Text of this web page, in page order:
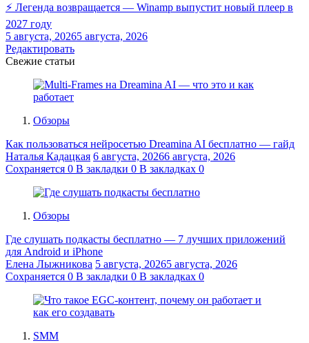
⚡ Легенда возвращается — Winamp выпустит новый плеер в
2027 году
5 августа, 20265 августа, 2026
Редактировать
Свежие статьи
Обзоры
Как пользоваться нейросетью Dreamina AI бесплатно — гайд
Наталья Кадацкая 6 августа, 20266 августа, 2026
Сохраняется 0 В закладки 0 В закладках 0
Обзоры
Где слушать подкасты бесплатно — 7 лучших приложений
для Android и iPhone
Елена Лыжникова 5 августа, 20265 августа, 2026
Сохраняется 0 В закладки 0 В закладках 0
SMM